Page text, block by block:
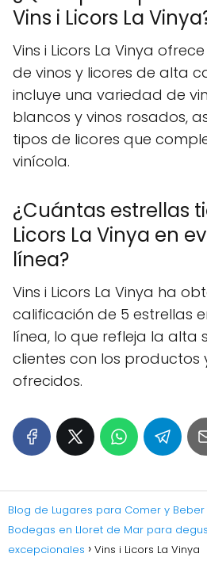
Vins i Licors La
Vins i Licors La Vinya
de vinos y licores de alta
incluye una variedad de
blancos y vinos rosados,
tipos de licores que
vinícola.
¿Cuántas estrellas
Licors La Vinya en
línea?
Vins i Licors La Vinya ha
calificación de 5 estrellas
línea, lo que refleja la alta
clientes con los productos
ofrecidos.
Blog de Lugares para Comer y Beber
Bodegas en Lloret de Mar para
excepcionales
Vins i Licors La Vinya